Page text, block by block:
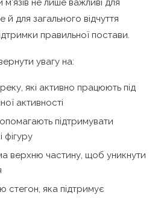
м’язів не лише важливі для
й для загального відчуття
правильної постави.
увагу на:
які активно працюють під
активності
підтримувати
фігуру
верхню частину, щоб уникнути
стегон, яка підтримує